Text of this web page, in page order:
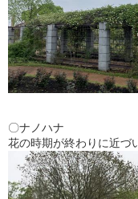
〇ナノハナ
花の時期が終わりに近づ